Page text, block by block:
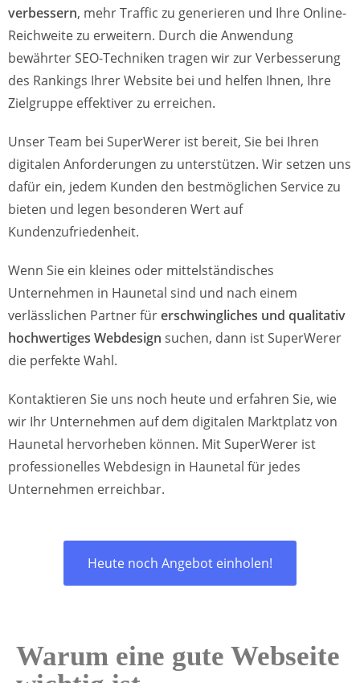
verbessern, mehr Traffic zu generieren und Ihre Online-
Reichweite zu erweitern. Durch die Anwendung
bewährter SEO-Techniken tragen wir zur Verbesserung
des Rankings Ihrer Website bei und helfen Ihnen, Ihre
Zielgruppe effektiver zu erreichen.
Unser Team bei SuperWerer ist bereit, Sie bei Ihren
digitalen Anforderungen zu unterstützen. Wir setzen uns
dafür ein, jedem Kunden den bestmöglichen Service zu
bieten und legen besonderen Wert auf
Kundenzufriedenheit.
Wenn Sie ein kleines oder mittelständisches
Unternehmen in Haunetal sind und nach einem
verlässlichen Partner fürerschwingliches und qualitativ
hochwertiges Webdesign suchen, dann ist SuperWerer
die perfekte Wahl.
Kontaktieren Sie uns noch heute und erfahren Sie, wie
wir Ihr Unternehmen auf dem digitalen Marktplatz von
Haunetal hervorheben können. Mit SuperWerer ist
professionelles Webdesign in Haunetal für jedes
Unternehmen erreichbar.
Heute noch Angebot einholen!
Warum eine gute Webseite